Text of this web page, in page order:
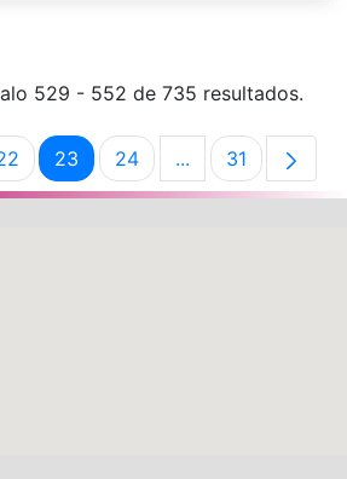
529 - 552 de 735 resultados.
intermedias Use TAB para
PáginaPágina
23 Página
24 ...PáginasPágina
31